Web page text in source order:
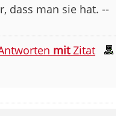
dass man sie hat. --
mitZitat